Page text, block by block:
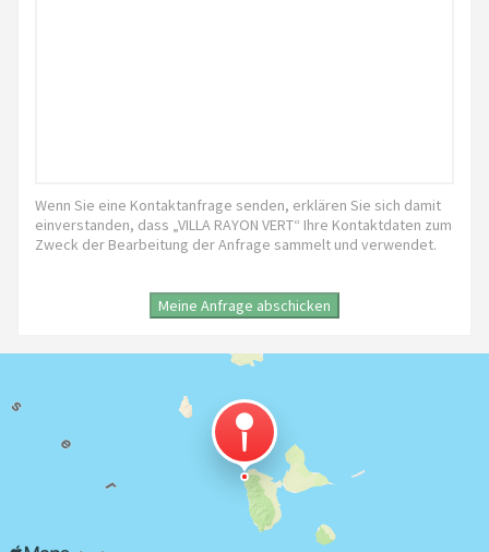
Wenn Sie eine Kontaktanfrage senden, erklären Sie sich damit
einverstanden, dass „VILLA RAYON VERT“ Ihre Kontaktdaten zum
Zweck der Bearbeitung der Anfrage sammelt und verwendet.